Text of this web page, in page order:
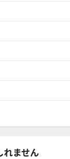
れません